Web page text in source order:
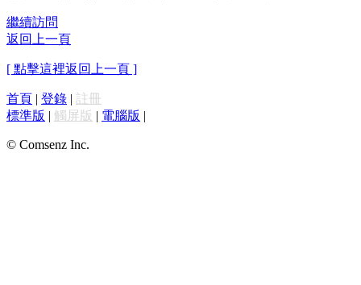
繼續訪問
返回上一頁
[ 點擊這裡返回上一頁 ]
首頁 | 登錄 | 註冊
標準版 | 觸屏版 | 電腦版 |
© Comsenz Inc.